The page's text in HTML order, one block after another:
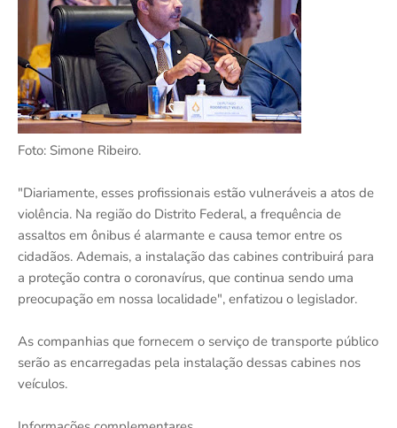
Foto: Simone Ribeiro.
"Diariamente, esses profissionais estão vulneráveis a atos de
violência. Na região do Distrito Federal, a frequência de
assaltos em ônibus é alarmante e causa temor entre os
cidadãos. Ademais, a instalação das cabines contribuirá para
a proteção contra o coronavírus, que continua sendo uma
preocupação em nossa localidade", enfatizou o legislador.
As companhias que fornecem o serviço de transporte público
serão as encarregadas pela instalação dessas cabines nos
veículos.